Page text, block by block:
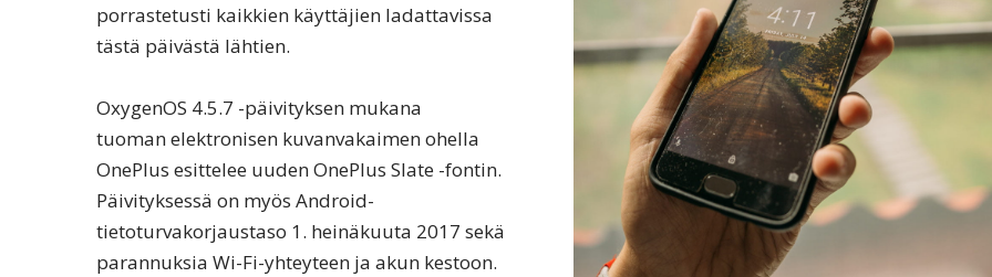
porrastetusti kaikkien käyttäjien ladattavissa
tästä päivästä lähtien.
OxygenOS 4.5.7 -päivityksen mukana
tuoman elektronisen kuvanvakaimen ohella
OnePlus esittelee uuden OnePlus Slate -fontin.
Päivityksessä on myös Android-
tietoturvakorjaustaso 1. heinäkuuta 2017 sekä
parannuksia Wi-Fi-yhteyteen ja akun kestoon.